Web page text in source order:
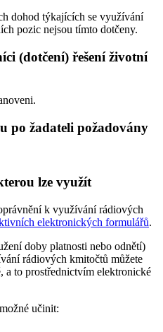
dohod týkajících se využívání
pozic nejsou tímto dotčeny.
(dotčení) řešení životní
po žadateli požadovány
lze využít
k využívání rádiových
elektronických formulářů.
doby platnosti nebo odnětí)
rádiových kmitočtů můžete
a to prostřednictvím elektronické
učinit: